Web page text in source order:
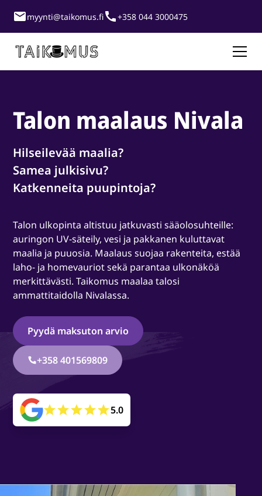
myynti@taikomus.fi +358 044 3000475
Talon maalaus Nivala
Hilseilevää maalia?
Samea julkisivu?
Katkenneita puupintoja?
Talon ulkopinta altistuu jatkuvasti sääolosuhteille:
auringon UV-säteily, vesi ja pakkanen kuluttavat
maalia ja puuosia. Maalaus suojaa rakenteita, estää
laho- ja homevauriot sekä parantaa ulkonäköä
merkittävästi. Taikomus maalaa talosi
ammattitaidolla Nivalassa.
Pyydä maksuton arvio
+358 401569809
5.0